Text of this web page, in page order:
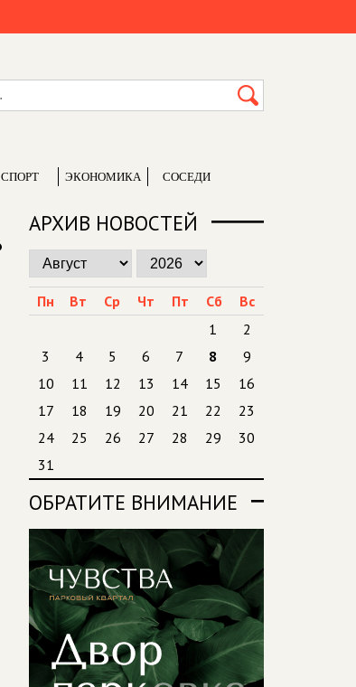
СПОРТ ЭКОНОМИКА СОСЕДИ
АРХИВ НОВОСТЕЙ
Пн Вт Ср Чт Пт Сб
Вс
1
2
3
4 5 6 7 8
9
10
11 12 13 14 15
16
17
18 19 20 21 22
23
24
25 26 27 28 29
30
31
ОБРАТИТЕ ВНИМАНИЕ